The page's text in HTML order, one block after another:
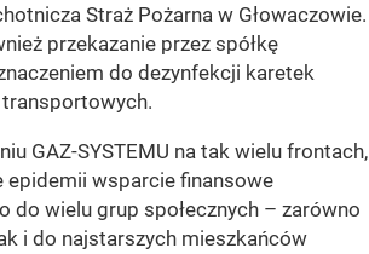
Straż Pożarna w Głowaczowie.
przekazanie przez spółkę
do dezynfekcji karetek
GAZ-SYSTEMU na tak wielu frontach,
epidemii wsparcie finansowe
do wielu grup społecznych – zarówno
i do najstarszych mieszkańców